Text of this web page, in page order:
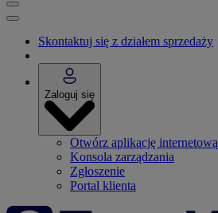
Skontaktuj się z działem sprzedaży
Zaloguj się
Otwórz aplikację internetową
Konsola zarządzania
Zgłoszenie
Portal klienta